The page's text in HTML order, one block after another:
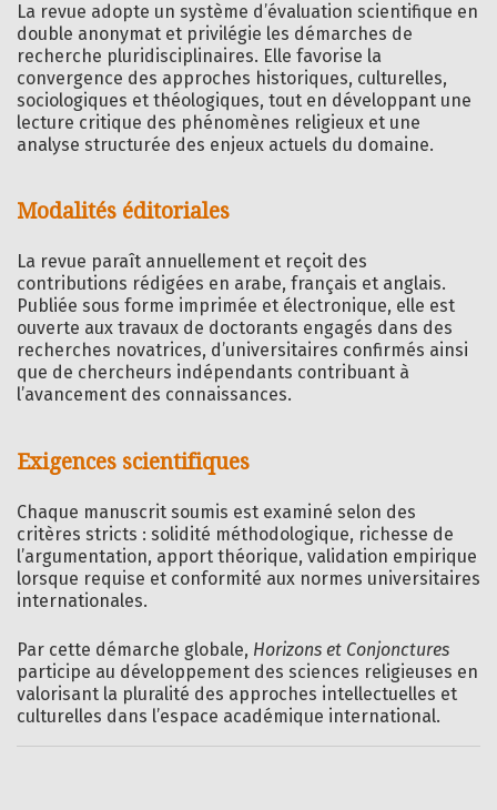
La revue adopte un système d’évaluation scientifique en
double anonymat et privilégie les démarches de
recherche pluridisciplinaires. Elle favorise la
convergence des approches historiques, culturelles,
sociologiques et théologiques, tout en développant une
lecture critique des phénomènes religieux et une
analyse structurée des enjeux actuels du domaine.
Modalités éditoriales
La revue paraît annuellement et reçoit des
contributions rédigées en arabe, français et anglais.
Publiée sous forme imprimée et électronique, elle est
ouverte aux travaux de doctorants engagés dans des
recherches novatrices, d’universitaires confirmés ainsi
que de chercheurs indépendants contribuant à
l’avancement des connaissances.
Exigences scientifiques
Chaque manuscrit soumis est examiné selon des
critères stricts : solidité méthodologique, richesse de
l’argumentation, apport théorique, validation empirique
lorsque requise et conformité aux normes universitaires
internationales.
Par cette démarche globale, Horizons et Conjonctures
participe au développement des sciences religieuses en
valorisant la pluralité des approches intellectuelles et
culturelles dans l’espace académique international.